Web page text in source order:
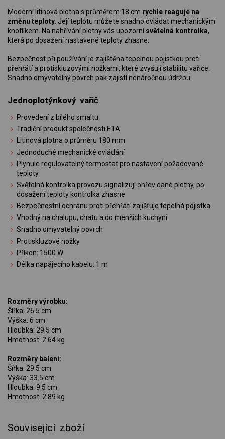
Moderní litinová plotna s průměrem 18 cm rychle reaguje na
změnu teploty . Její teplotu můžete snadno ovládat mechanickým
knoflíkem. Na nahřívání plotny vás upozornísvětelná kontrolka,
která po dosažení nastavené teploty zhasne.
Bezpečnost při používání je zajištěna tepelnou pojistkou proti
přehřátí a protiskluzovými nožkami, které zvyšují stabilitu vařiče.
Snadno omyvatelný povrch pak zajistí nenáročnou údržbu.
Jednoplotýnkový vařič
Provedení z bílého smaltu
Tradiční produkt společnosti ETA
Litinová plotna o průměru 180 mm
Jednoduché mechanické ovládání
Plynule regulovatelný termostat pro nastavení požadované
teploty
Světelná kontrolka provozu signalizují ohřev dané plotny, po
dosažení teploty kontrolka zhasne
Bezpečnostní ochranu proti přehřátí zajišťuje tepelná pojistka
Vhodný na chalupu, chatu a do menších kuchyní
Snadno omyvatelný povrch
Protiskluzové nožky
Příkon: 1500 W
Délka napájecího kabelu: 1 m
Rozměry výrobku:
Šířka: 26.5 cm
Výška: 6 cm
Hloubka: 29.5 cm
Hmotnost: 2.64 kg
Rozměry balení:
Šířka: 29.5 cm
Výška: 33.5 cm
Hloubka: 9.5 cm
Hmotnost: 2.89 kg
Související zboží